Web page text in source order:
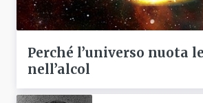
Perché l’universo nuota
nell’alcol